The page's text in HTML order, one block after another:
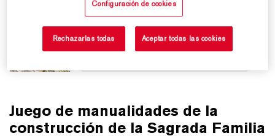
Juego de manualidades de la
construcción de la Sagrada Familia
Configuración de cookies
Rechazarlas todas Aceptar todas las cookies